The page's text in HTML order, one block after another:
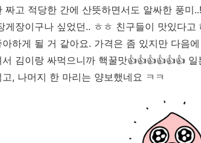
짜고 적당한 간에 산뜻하면서도 알싸한 풍미
게장이구나 싶었던.. ㅎㅎ 친구들이 맛있다
아하게 될 거 같아요. 가격은 좀 있지만 다음
서 김이랑 싸먹으니까 핵꿀맛👍👍👍👍👍👍
, 나머지 한 마리는 양보했네요 ㅋㅋ